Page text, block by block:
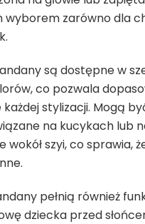
wyborem zarówno dla
są dostępne w
co pozwala
stylizacji. Mogą
na kucykach lub
wokół szyi, co sprawia,
pełnią również
dziecka przed